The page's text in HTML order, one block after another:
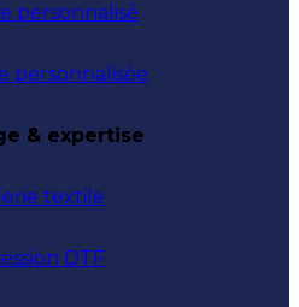
personnalisé
personnalisée
& expertise
textile
DTF